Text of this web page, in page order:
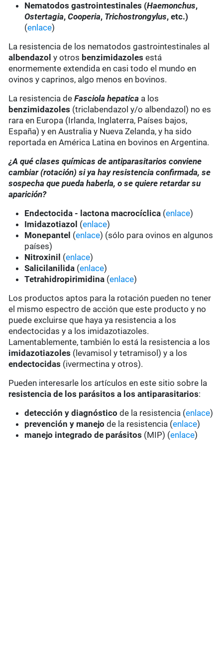
Nematodos gastrointestinales (Haemonchus,
Ostertagia,Cooperia, Trichostrongylus, etc.)
(enlace)
La resistencia de los nematodos gastrointestinales al
albendazoly otros benzimidazoles está
enormemente extendida en casi todo el mundo en
ovinos y caprinos, algo menos en bovinos.
La resistencia deFasciola hepatica a los
benzimidazoles (triclabendazol y/o albendazol) no es
rara en Europa (Irlanda, Inglaterra, Países bajos,
España) y en Australia y Nueva Zelanda, y ha sido
reportada en América Latina en bovinos en Argentina.
¿A qué clases químicas de antiparasitarios conviene
cambiar (rotación) si ya hay resistencia confirmada, se
sospecha que pueda haberla, o se quiere retardar su
aparición?
Endectocida - lactona macrocíclica (enlace)
Imidazotiazol (enlace)
Monepantel (enlace) (sólo para ovinos en algunos
países)
Nitroxinil (enlace)
Salicilanilida (enlace)
Tetrahidropirimidina (enlace)
Los productos aptos para la rotación pueden no tener
el mismo espectro de acción que este producto y no
puede excluirse que haya ya resistencia a los
endectocidas y a los imidazotiazoles.
Lamentablemente, también lo está la resistencia a los
imidazotiazoles (levamisol y tetramisol) y a los
endectocidas (ivermectina y otros).
Pueden interesarle los artículos en este sitio sobre la
resistencia de los parásitos a los antiparasitarios:
detección y diagnóstico de la resistencia (enlace)
prevención y manejo de la resistencia (enlace)
manejo integrado de parásitos (MIP) (enlace)